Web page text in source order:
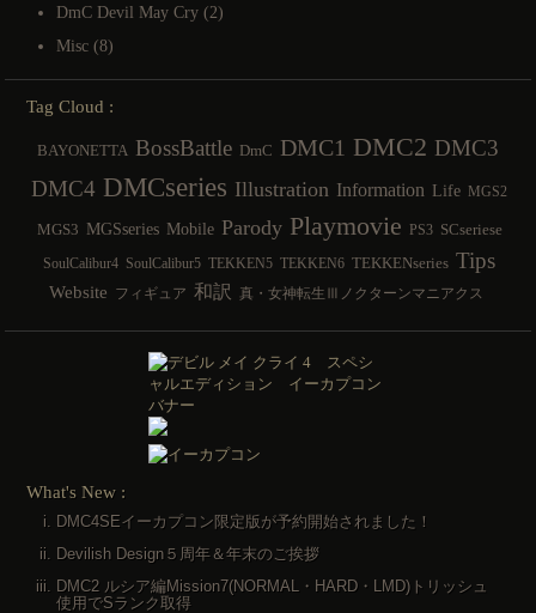
DmC Devil May Cry (2)
Misc (8)
Tag Cloud :
BAYONETTA BossBattle DmC DMC1 DMC2 DMC3
DMC4 DMCseries Illustration Information Life MGS2
MGS3 MGSseries Mobile Parody Playmovie PS3 SCseriese
SoulCalibur4 SoulCalibur5 TEKKEN5 TEKKEN6 TEKKENseries Tips
Website フィギュア 和訳 真・女神転生Ⅲノクターンマニアクス
What's New :
DMC4SEイーカプコン限定版が予約開始されました！
Devilish Design５周年＆年末のご挨拶
DMC2 ルシア編Mission7(NORMAL・HARD・LMD)トリッシュ
使用でSランク取得